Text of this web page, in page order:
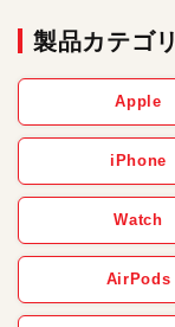
製品カテゴリ
Apple
iPhone
Watch
AirPods